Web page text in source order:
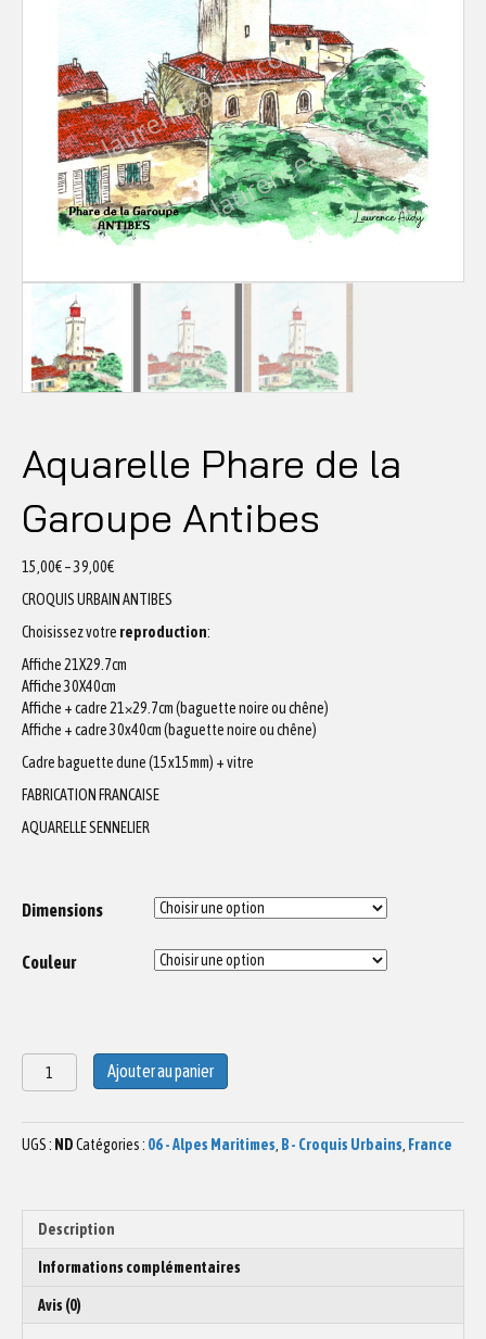
Aquarelle Phare de la
Garoupe Antibes
15,00€–39,00€
CROQUIS URBAIN ANTIBES
Choisissez votre reproduction:
Affiche 21X29.7cm
Affiche 30X40cm
Affiche + cadre 21×29.7cm (baguette noire ou chêne)
Affiche + cadre 30x40cm (baguette noire ou chêne)
Cadre baguette dune (15x15mm) + vitre
FABRICATION FRANCAISE
AQUARELLE SENNELIER
Dimensions
Couleur
quantité
de
Phare
de
Antibes
Ajouter au panier
UGS : NDCatégories : 06 - Alpes Maritimes, B - Croquis Urbains, France
Description
Informations complémentaires
Avis (0)